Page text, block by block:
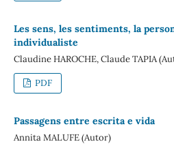
Les sens, les sentiments, la
individualiste
Claudine HAROCHE, Claude TAPIA
PDF
Passagens entre escrita e vida
Annita MALUFE (Autor)